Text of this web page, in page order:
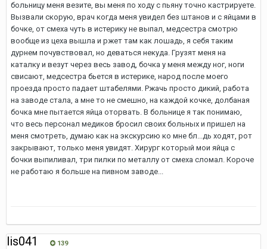
больницу меня везите, вы меня по ходу с пьяну точно кастрируете.
Вызвали скорую, врач когда меня увидел без штанов и с яйцами в
бочке, от смеха чуть в истерику не выпал, медсестра смотрю
вообще из цеха вышла и ржет там как лошадь, я себя таким
дурнем почувствовал, но деваться некуда. Грузят меня на
каталку и везут через весь завод, бочка у меня между ног, ноги
свисают, медсестра бьется в истерике, народ после моего
проезда просто падает штабелями. Ржачь просто дикий, работа
на заводе стала, а мне то не смешно, на каждой кочке, долбаная
бочка мне пытается яйца оторвать. В больнице я так понимаю,
что весь персонал медиков бросил своих больных и пришел на
меня смотреть, думаю как на экскурсию ко мне бл...дь ходят, рот
закрывают, только меня увидят. Хирург который мои яйца с
бочки выпиливал, три пилки по металлу от смеха сломал. Короче
не работаю я больше на пивном заводе...
lis041 139